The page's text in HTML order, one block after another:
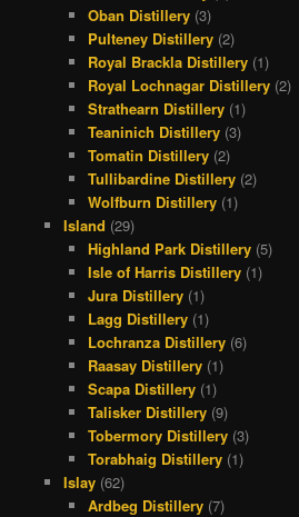
Oban Distillery (3)
Pulteney Distillery (2)
Royal Brackla Distillery (1)
Royal Lochnagar Distillery (2)
Strathearn Distillery (1)
Teaninich Distillery (3)
Tomatin Distillery (2)
Tullibardine Distillery (2)
Wolfburn Distillery (1)
Island (29)
Highland Park Distillery (5)
Isle of Harris Distillery (1)
Jura Distillery (1)
Lagg Distillery (1)
Lochranza Distillery (6)
Raasay Distillery (1)
Scapa Distillery (1)
Talisker Distillery (9)
Tobermory Distillery (3)
Torabhaig Distillery (1)
Islay(62)
Ardbeg Distillery (7)